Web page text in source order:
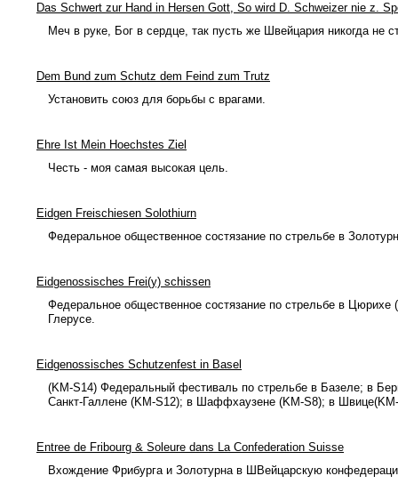
Das Schwert zur Hand in Hersen Gott, So wird D. Schweizer nie z.
Меч в руке, Бог в сердце, так пусть же Швейцария никогда не
Dem Bund zum Schutz dem Feind zum Trutz
Установить союз для борьбы с врагами.
Ehre Ist Mein Hoechstes Ziel
Честь - моя самая высокая цель.
Eidgen Freischiesen Solothiurn
Федеральное общественное состязание по стрельбе в
Eidgenossisches Frei(y) schissen
Федеральное общественное состязание по стрельбе в
Глерусе.
Eidgenossisches Schutzenfest in Basel
(KM-S14) Федеральный фестиваль по стрельбе в Базеле; в
Санкт-Галлене (KM-S12); в Шаффхаузене (KM-S8); в
Entree de Fribourg & Soleure dans La Confederation Suisse
Вхождение Фрибурга и Золотурна в ШВейцарскую